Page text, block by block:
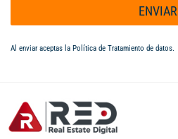
ENVIAR
Al enviar aceptas la Política de Tratamiento de datos.